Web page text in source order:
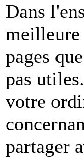
Dans
meilleure
pages
pas
votre
partager